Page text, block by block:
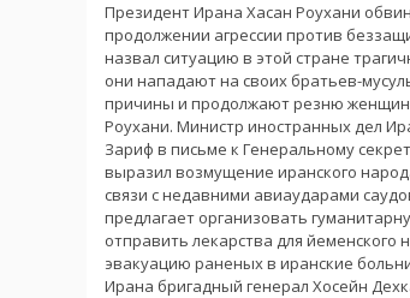
Президент Ирана Хасан Роухани
продолжении агрессии против
назвал ситуацию в этой стране
они нападают на своих братьев-
причины и продолжают резню женщин
Роухани. Министр иностранных дел
Зариф в письме к Генеральному
выразил возмущение иранского
связи с недавними авиаударами
предлагает организовать
отправить лекарства для йеменского
эвакуацию раненых в иранские
Ирана бригадный генерал Хосейн